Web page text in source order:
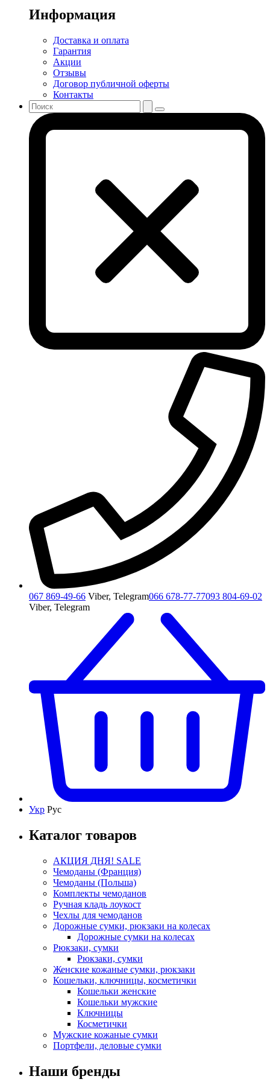
Информация
Доставка и оплата
Гарантия
Акции
Отзывы
Договор публичной оферты
Контакты
067 869-49-66 Viber, Telegram066 678-77-77093 804-69-02
Viber, Telegram
Укр Рус
Каталог товаров
АКЦИЯ ДНЯ! SALE
Чемоданы (Франция)
Чемоданы (Польша)
Комплекты чемоданов
Ручная кладь лоукост
Чехлы для чемоданов
Дорожные сумки, рюкзаки на колесах
Дорожные сумки на колесах
Рюкзаки, сумки
Рюкзаки, сумки
Женские кожаные сумки, рюкзаки
Кошельки, ключницы, косметички
Кошельки женские
Кошельки мужские
Ключницы
Косметички
Мужские кожаные сумки
Портфели, деловые сумки
Наши бренды